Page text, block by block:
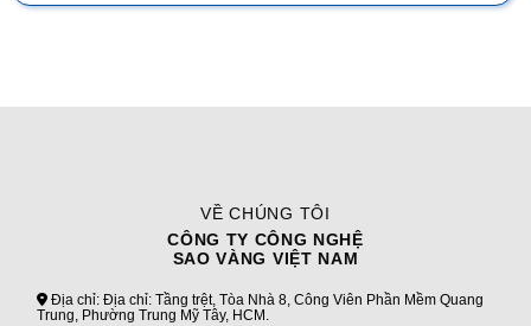
VỀ CHÚNG TÔI
CÔNG TY CÔNG NGHỆ
SAO VÀNG VIỆT NAM
Địa chỉ: Địa chỉ: Tầng trệt, Tòa Nhà 8, Công Viên Phần Mềm Quang
Trung, Phường Trung Mỹ Tây, HCM.